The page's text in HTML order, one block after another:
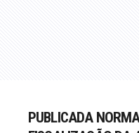
PUBLICADA